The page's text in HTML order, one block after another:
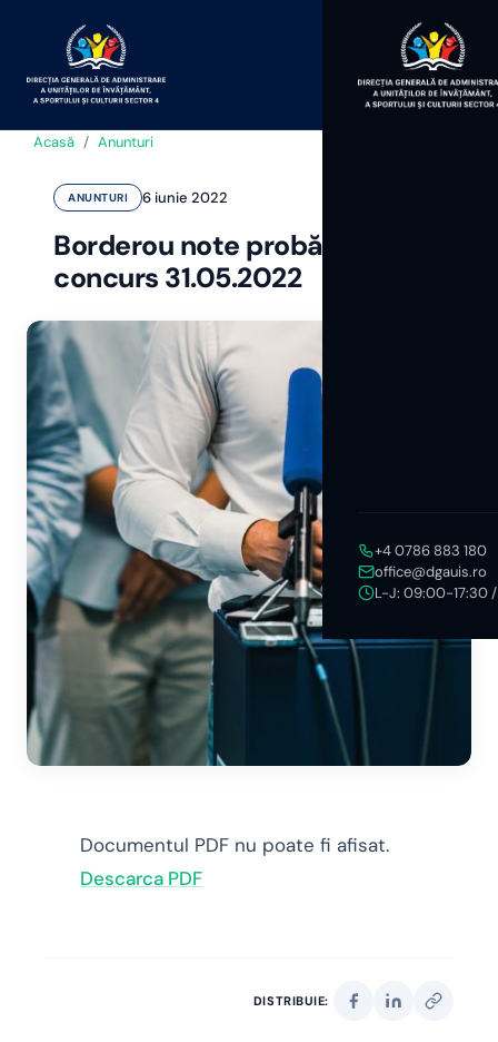
+4 0786 883 180
office@dgauis.ro
L-J: 09:00-17:30
Acasă / Anunturi
ANUNTURI 6 iunie 2022
Borderou note probă interviu
concurs 31.05.2022
Documentul PDF nu poate fi afisat.
Descarca PDF
DISTRIBUIE: